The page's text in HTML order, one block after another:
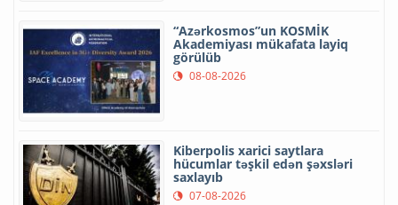
“Azərkosmos”un KOSMİK
Akademiyası mükafata layiq
görülüb
08-08-2026
Kiberpolis xarici saytlara
hücumlar təşkil edən şəxsləri
saxlayıb
07-08-2026